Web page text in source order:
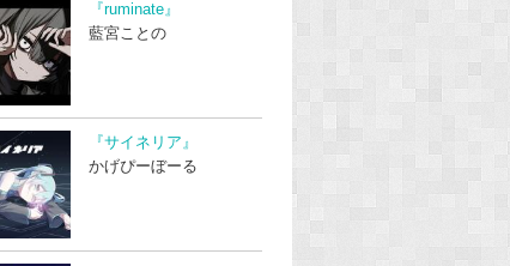
『ruminate』
藍宮ことの
『サイネリア』
かげぴーぼーる